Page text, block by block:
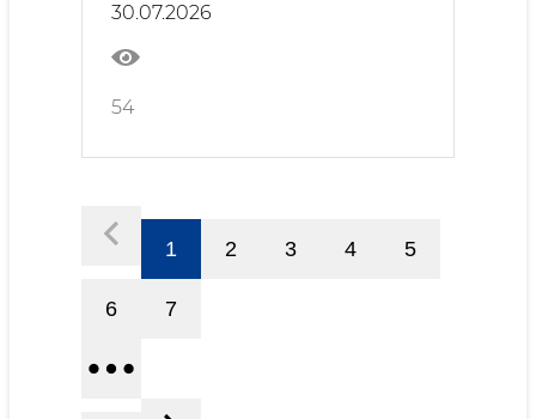
30.07.2026
54
1 2 3 4 5
6 7